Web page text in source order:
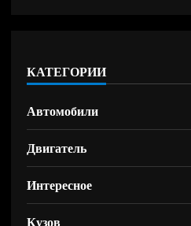
КАТЕГОРИИ
Автомобили
Двигатель
Интересное
Кузов